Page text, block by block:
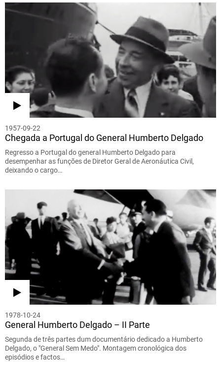
1957-09-22
Chegada a Portugal do General Humberto Delgado
Regresso a Portugal do general Humberto Delgado para
desempenhar as funções de Diretor Geral de Aeronáutica Civil,
deixando o cargo…
1978-10-24
General Humberto Delgado – II Parte
Segunda de três partes dum documentário dedicado a Humberto
Delgado, o "General Sem Medo". Montagem cronológica dos
episódios e factos…